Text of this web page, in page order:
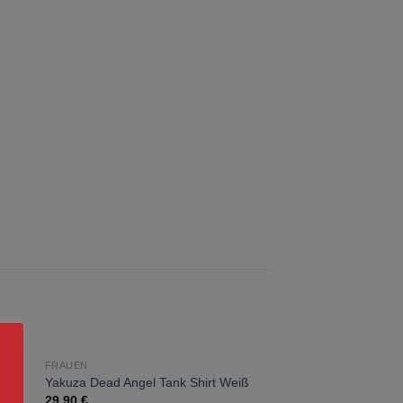
zur
Wunschliste
FRAUEN
Yakuza Dead Angel Tank Shirt Weiß